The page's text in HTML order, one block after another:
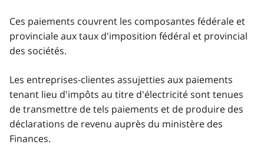
Ces paiements couvrent les composantes fédérale et
provinciale aux taux d'imposition fédéral et provincial
des sociétés.
Les entreprises-clientes assujetties aux paiements
tenant lieu d'impôts au titre d'électricité sont tenues
de transmettre de tels paiements et de produire des
déclarations de revenu auprès du ministère des
Finances.